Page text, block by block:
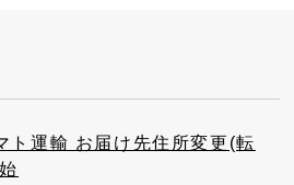
ト運輸 お届け先住所変更(転